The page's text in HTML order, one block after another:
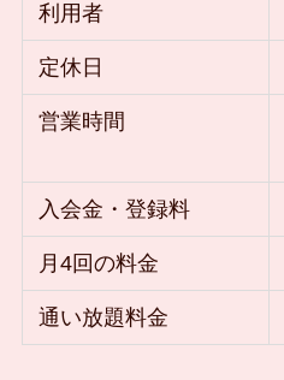
利用者
定休日
営業時間
入会金・登録料
月4回の料金
通い放題料金